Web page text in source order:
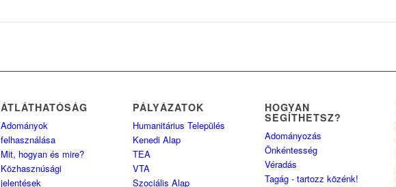
ÁTLÁTHATÓSÁG
Adományok
felhasználása
Mit, hogyan és mire?
Közhasznúsági
jelentések
PÁLYÁZATOK
Humanitárius Település
Kenedi Alap
TEA
VTA
Szociális Alap
HOGYAN
SEGÍTHETSZ?
Adományozás
Önkéntesség
Véradás
Tagág - tartozz közénk!